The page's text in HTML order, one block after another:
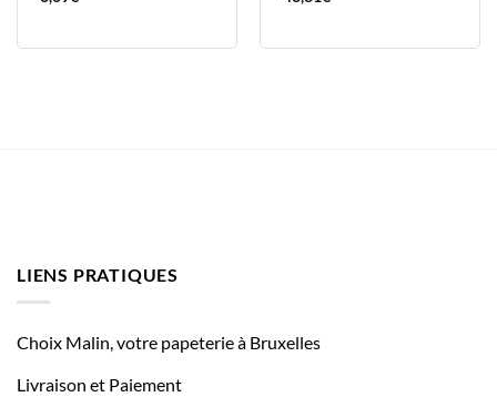
LIENS PRATIQUES
Choix Malin, votre papeterie à Bruxelles
Livraison et Paiement